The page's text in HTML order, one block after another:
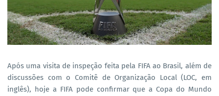
Após uma visita de inspeção feita pela FIFA ao Brasil, além de
discussões com o Comitê de Organização Local (LOC, em
inglês), hoje a FIFA pode confirmar que a Copa do Mundo